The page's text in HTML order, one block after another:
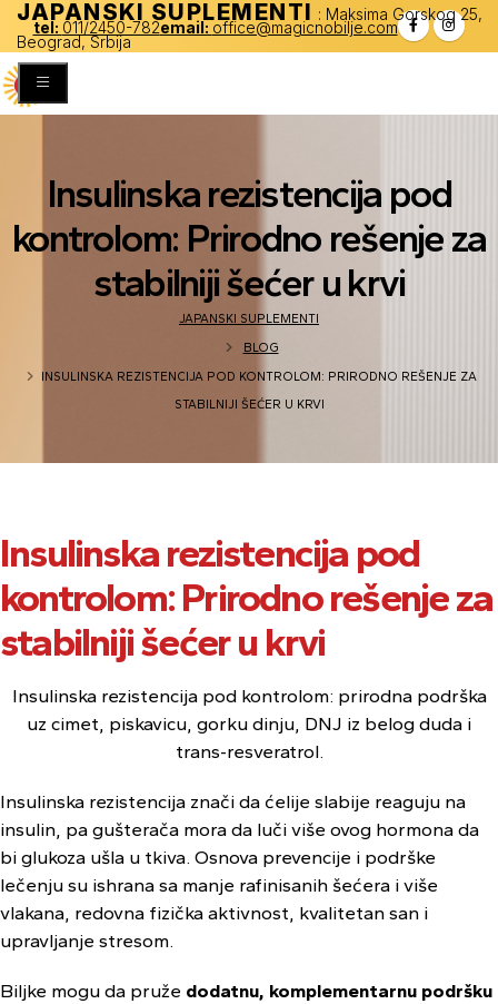
JAPANSKI SUPLEMENTI : Maksima Gorskog 25,
Beograd, Srbija
tel: 011/2450-782email: office@magicnobilje.com
Insulinska rezistencija pod
kontrolom: Prirodno rešenje za
stabilniji šećer u krvi
JAPANSKI SUPLEMENTI
BLOG
INSULINSKA REZISTENCIJA POD KONTROLOM: PRIRODNO REŠENJE ZA
STABILNIJI ŠEĆER U KRVI
Insulinska rezistencija pod
kontrolom: Prirodno rešenje za
stabilniji šećer u krvi
Insulinska rezistencija pod kontrolom: prirodna podrška
uz cimet, piskavicu, gorku dinju, DNJ iz belog duda i
trans-resveratrol.
Insulinska rezistencija znači da ćelije slabije reaguju na
insulin, pa gušterača mora da luči više ovog hormona da
bi glukoza ušla u tkiva. Osnova prevencije i podrške
lečenju su ishrana sa manje rafinisanih šećera i više
vlakana, redovna fizička aktivnost, kvalitetan san i
upravljanje stresom.
Biljke mogu da pruže dodatnu, komplementarnu podršku